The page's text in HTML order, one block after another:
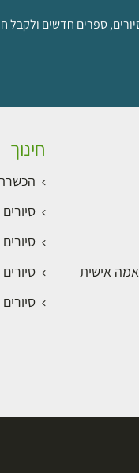
ספרים חדשים
אישית
חינוך